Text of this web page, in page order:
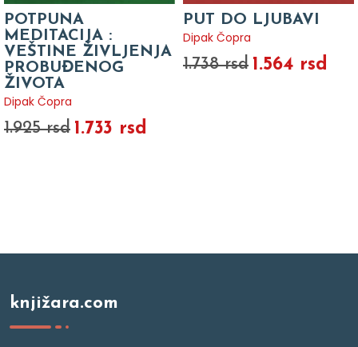
POTPUNA
MEDITACIJA :
VEŠTINE ŽIVLJENJA
PROBUĐENOG
ŽIVOTA
Dipak Čopra
1.925 rsd 1.733 rsd
PUT DO LJUBAVI
Dipak Čopra
1.738 rsd 1.564 rsd
knjižara.com